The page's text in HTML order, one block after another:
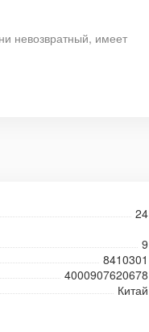
невозвратный, имеет
24
9
8410301
4000907620678
Китай